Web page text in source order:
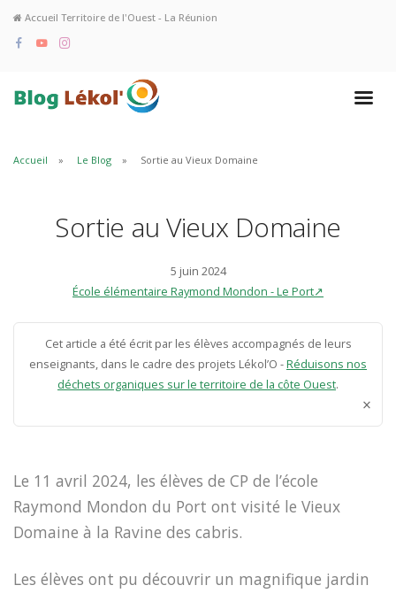
Accueil Territoire de l'Ouest - La Réunion
Accueil Le Blog Sortie au Vieux Domaine
Sortie au Vieux Domaine
5 juin 2024
École élémentaire Raymond Mondon - Le Port↗
Cet article a été écrit par les élèves accompagnés de leurs
enseignants, dans le cadre des projets Lékol’O -Réduisons nos
déchets organiques sur le territoire de la côte Ouest.
×
Le 11 avril 2024, les élèves de CP de l’école
Raymond Mondon du Port ont visité le Vieux
Domaine à la Ravine des cabris.
Les élèves ont pu découvrir un magnifique jardin